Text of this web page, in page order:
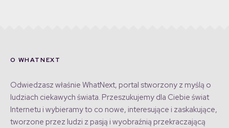
O WHATNEXT
Odwiedzasz właśnie WhatNext, portal stworzony z myślą o
ludziach ciekawych świata. Przeszukujemy dla Ciebie świat
Internetu i wybieramy to co nowe, interesujące i zaskakujące,
tworzone przez ludzi z pasją i wyobraźnią przekraczającą